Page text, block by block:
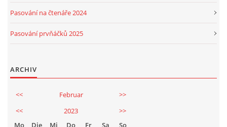
Pasování na čtenáře 2024
Pasování prvňáčků 2025
ARCHIV
<< Februar
>>
<<
2023
>>
Mo
Die Mi Do Fr Sa So